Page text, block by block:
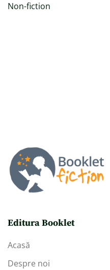
Non-fiction
Editura Booklet
Acasă
Despre noi